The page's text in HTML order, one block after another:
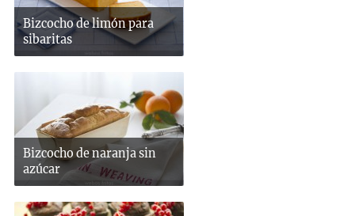
Bizcocho de limón para
sibaritas
Bizcocho de naranja sin
azúcar